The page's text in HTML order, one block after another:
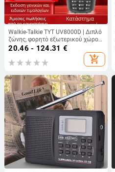
Walkie-Talkie TYT UV8000D | Διπλό
ζώνης, φορητό εξωτερικού χώρου,
Υψηλή ισχύς, 258 κανάλια,
20.46 - 124.31 €
add_shopping_cart